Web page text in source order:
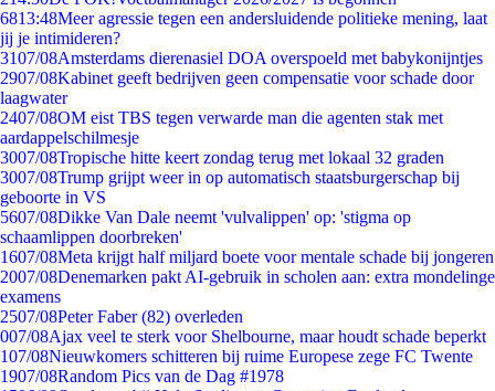
6813:48Meer agressie tegen een andersluidende politieke mening, laat
jij je intimideren?
3107/08Amsterdams dierenasiel DOA overspoeld met babykonijntjes
2907/08Kabinet geeft bedrijven geen compensatie voor schade door
laagwater
2407/08OM eist TBS tegen verwarde man die agenten stak met
aardappelschilmesje
3007/08Tropische hitte keert zondag terug met lokaal 32 graden
3007/08Trump grijpt weer in op automatisch staatsburgerschap bij
geboorte in VS
5607/08Dikke Van Dale neemt 'vulvalippen' op: 'stigma op
schaamlippen doorbreken'
1607/08Meta krijgt half miljard boete voor mentale schade bij jongeren
2007/08Denemarken pakt AI-gebruik in scholen aan: extra mondelinge
examens
2507/08Peter Faber (82) overleden
007/08Ajax veel te sterk voor Shelbourne, maar houdt schade beperkt
107/08Nieuwkomers schitteren bij ruime Europese zege FC Twente
1907/08Random Pics van de Dag #1978